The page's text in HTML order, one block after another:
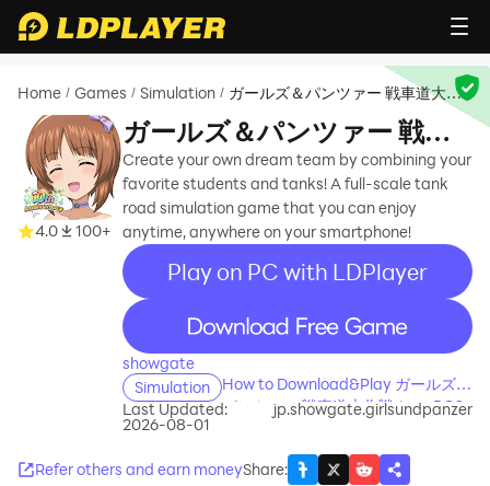
Home / Games / Simulation / ガールズ＆パンツァー 戦車道大作
4.0 100+
ガールズ＆パンツァー 戦車
道大作戦！
Create your own dream team by combining your
favorite students and tanks! A full-scale tank
road simulation game that you can enjoy
anytime, anywhere on your smartphone!
Play on PC with LDPlayer
recommend
showgate
Simulation
How to Download&Play ガールズ＆
パンツァー 戦車道大作戦！ on PC?
Last Updated:
2026-08-01
jp.showgate.girlsundpanzer
Refer others and earn moneyShare: